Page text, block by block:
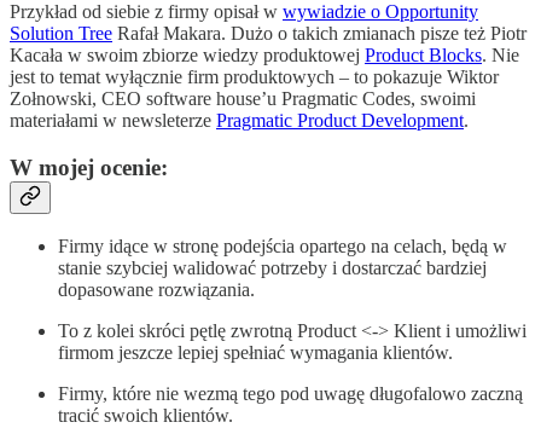
Przykład od siebie z firmy opisał w wywiadzie o Opportunity
Solution Tree Rafał Makara. Dużo o takich zmianach pisze też Piotr
Kacała w swoim zbiorze wiedzy produktowej Product Blocks. Nie
jest to temat wyłącznie firm produktowych – to pokazuje Wiktor
Zołnowski, CEO software house’u Pragmatic Codes, swoimi
materiałami w newsleterze Pragmatic Product Development.
W mojej ocenie:
Firmy idące w stronę podejścia opartego na celach, będą w
stanie szybciej walidować potrzeby i dostarczać bardziej
dopasowane rozwiązania.
To z kolei skróci pętlę zwrotną Product <-> Klient i umożliwi
firmom jeszcze lepiej spełniać wymagania klientów.
Firmy, które nie wezmą tego pod uwagę długofalowo zaczną
tracić swoich klientów.